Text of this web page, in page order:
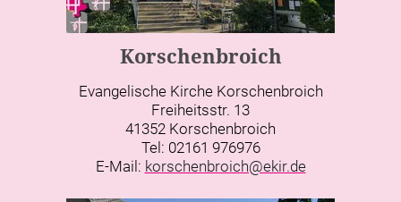
Korschenbroich
Evangelische Kirche Korschenbroich
Freiheitsstr. 13
41352 Korschenbroich
Tel: 02161 976976
E-Mail: korschenbroich@ekir.de